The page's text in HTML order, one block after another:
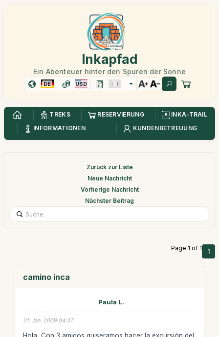
Inkapfad
Ein Abenteuer hinter den Spuren der Sonne
DE USD
TREKS RESERVIERUNG
INKA-TRAIL
INFORMATIONEN
KUNDENBETREUUNG
Zurück zur Liste
Neue Nachricht
Vorherige Nachricht
Nächster Beitrag
Page 1 of 1 1
camino inca
Paula L.
21. Jan. 2009 04:37
Hola, Con 3 amigos quiseramos hacer la excursión del